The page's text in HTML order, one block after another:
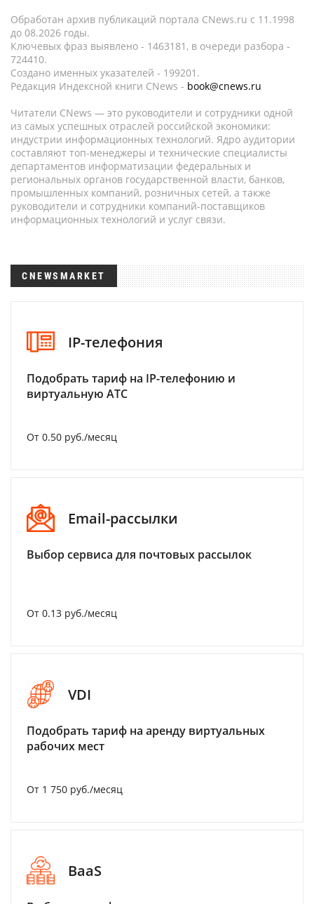
Обработан архив публикаций портала CNews.ru c 11.1998
до 08.2026 годы.
Ключевых фраз выявлено - 1463181, в очереди разбора -
724410.
Создано именных указателей - 199201.
Редакция Индексной книги CNews - book@cnews.ru
Читатели CNews — это руководители и сотрудники одной
из самых успешных отраслей российской экономики:
индустрии информационных технологий. Ядро аудитории
составляют топ-менеджеры и технические специалисты
департаментов информатизации федеральных и
региональных органов государственной власти, банков,
промышленных компаний, розничных сетей, а также
руководители и сотрудники компаний-поставщиков
информационных технологий и услуг связи.
CNEWSMARKET
IP-телефония
Подобрать тариф на IP-телефонию и
виртуальную АТС
От 0.50 руб./месяц
Email-рассылки
Выбор сервиса для почтовых рассылок
От 0.13 руб./месяц
VDI
Подобрать тариф на аренду виртуальных
рабочих мест
От 1 750 руб./месяц
BaaS